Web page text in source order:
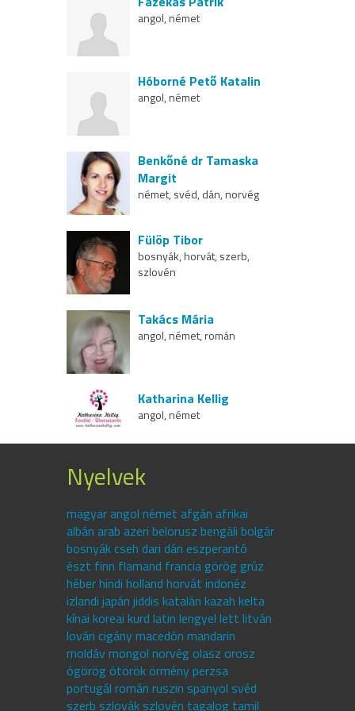
angol, német
Hóborné Pető Katalin
angol, német
Benkőné dr Tamaska
Margit
német, svéd, dán, norvég
Fülöp Tibor
bosnyák, horvát, szerb,
szlovén
Takács Mária
angol, német, román
Katharina Kellig
angol, német
Nyelvek
magyar angol német afgán afrikai
albán arab azeri belorusz bengáli bolgár
bosnyák cseh dari dán eszperantó
észt finn flamand francia görög grúz
héber hindi holland horvát indonéz
izlandi japán jiddis katalán kazah kelta
kínai koreai kurd latin lengyel lett litván
lovári cigány macedón mandarin
moldáv mongol norvég olasz orosz
ógörög ótörök örmény perzsa
portugál román ruszin spanyol svéd
szerb szlovák szlovén tagalog tamil